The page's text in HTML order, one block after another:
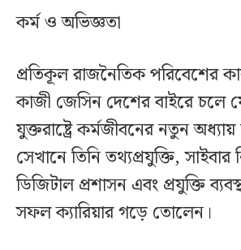
কর্ম ও অভিজ্ঞতা
প্রতিকূল রাজনৈতিক পরিবেশের
কাজী জেসিন দেশের বাইরে চলে
যুক্তরাষ্ট্রে কর্মজীবনের নতুন
সেখানে তিনি তথ্যপ্রযুক্তি, সাইবার
ডিজিটাল প্রশাসন এবং প্রযুক্তি
সফল ক্যারিয়ার গড়ে তোলেন।